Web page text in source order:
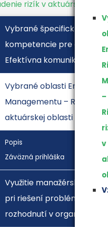
–
v
rizík v aktuárskej
Vybrané špecifické
kompetencie pre aktuárov.
Efektívna komunikácia
Vybrané oblasti Enterprise
Managementu – Riadenie
aktuárskej oblasti
Popis
Záväzná prihláška
Využitie manažérskych
pri riešení problémov a
rozhodnutí v organizácii